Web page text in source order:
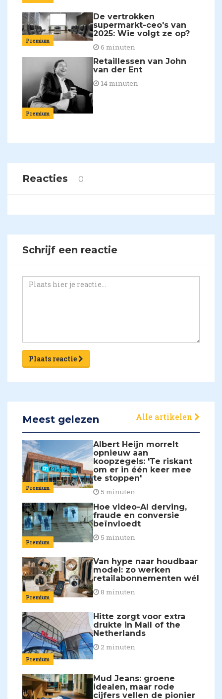
Premium
De vertrokken
supermarkt-ceo's van
2025: Wie volgt ze op?
6 minuten
Premium
Retaillessen van John
van der Ent
14 minuten
Reacties 0
Schrijf een reactie
Plaats reactie
Meest gelezen Alle artikelen
Premium
Albert Heijn morrelt
opnieuw aan
koopzegels: 'Te riskant
om er in één keer mee
te stoppen'
5 minuten
Premium
Hoe video-AI derving,
fraude en conversie
beïnvloedt
5 minuten
Premium
Van hype naar houdbaar
model: zo werken
retailabonnementen wél
8 minuten
Premium
Hitte zorgt voor extra
drukte in Mall of the
Netherlands
2 minuten
Mud Jeans: groene
idealen, maar rode
cijfers vellen de pionier